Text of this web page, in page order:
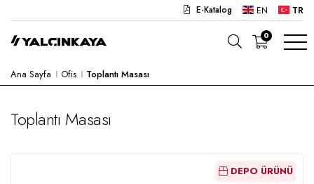
E-Katalog EN TR
OKUL
OFIS
0
Ana Sayfa Ofis Toplantı Masası
Toplantı Masası
DEPO ÜRÜNÜ